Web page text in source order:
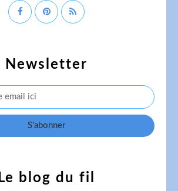
Newsletter
Le blog du fil